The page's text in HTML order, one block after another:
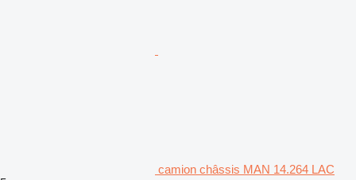
camion châssis MAN 14.264 LAC